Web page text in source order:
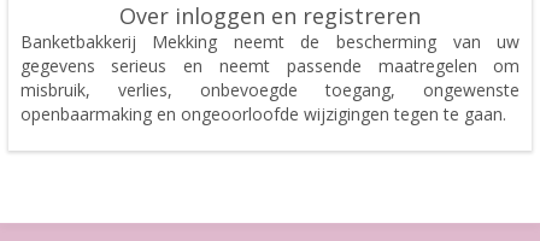
Over inloggen en registreren
Banketbakkerij Mekking neemt de bescherming van uw
gegevens serieus en neemt passende maatregelen om
misbruik, verlies, onbevoegde toegang, ongewenste
openbaarmaking en ongeoorloofde wijzigingen tegen te gaan.